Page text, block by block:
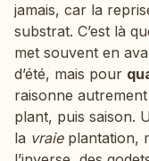
jamais, car la
substrat. C’est là
met souvent en
d’été, mais pour
raisonne autrement
plant, puis saison.
la vraieplantation,